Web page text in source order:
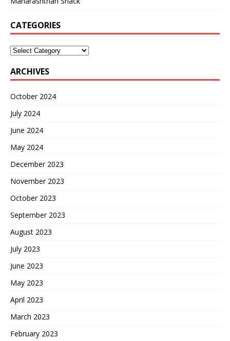
CATEGORIES
ARCHIVES
October 2024
July 2024
June 2024
May 2024
December 2023
November 2023
October 2023
September 2023
August 2023
July 2023
June 2023
May 2023
April 2023
March 2023
February 2023